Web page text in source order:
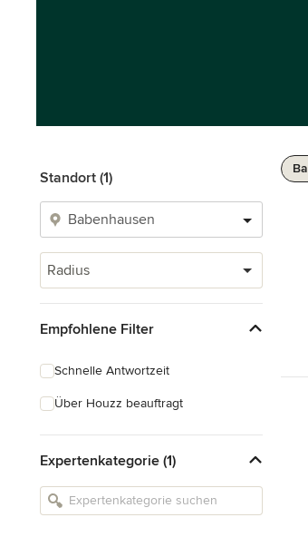
Standort (1)
Radius
Empfohlene Filter
Schnelle Antwortzeit
Über Houzz beauftragt
Expertenkategorie (1)